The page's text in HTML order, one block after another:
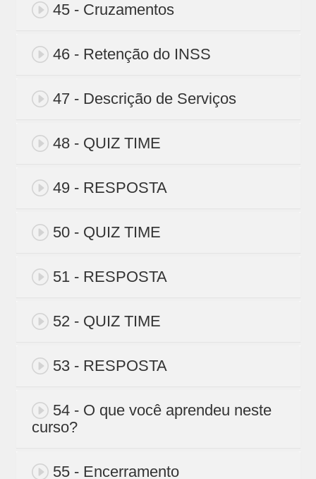
45 - Cruzamentos
46 - Retenção do INSS
47 - Descrição de Serviços
48 - QUIZ TIME
49 - RESPOSTA
50 - QUIZ TIME
51 - RESPOSTA
52 - QUIZ TIME
53 - RESPOSTA
54 - O que você aprendeu neste
curso?
55 - Encerramento